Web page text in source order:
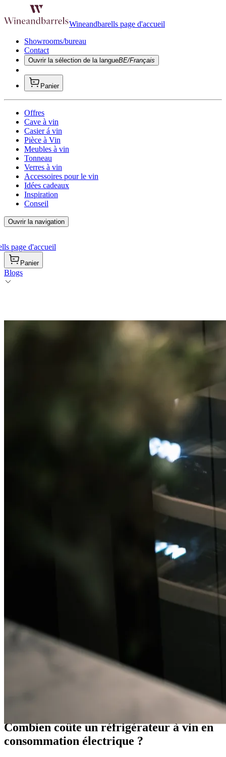
Wineandbarells page d'accueil
Showrooms/bureau
Contact
Ouvrir la sélection de la langueBE/Français
Panier
Offres
Cave à vin
Casier á vin
Pièce à Vin
Meubles à vin
Tonneau
Verres à vin
Accessoires pour le vin
Idées cadeaux
Inspiration
Conseil
Ouvrir la navigation
page d'accueil
Panier
Blogs
Combien coûte un réfrigérateur à vin en
consommation électrique ?